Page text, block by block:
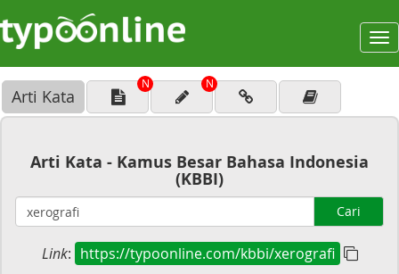
Arti Kata
N N
Arti Kata - Kamus Besar Bahasa Indonesia
(KBBI)
Cari
Link: https://typoonline.com/kbbi/xerografi